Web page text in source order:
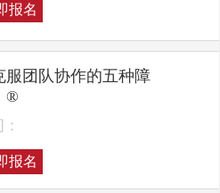
报名
服团队协作的五种障
®
报名